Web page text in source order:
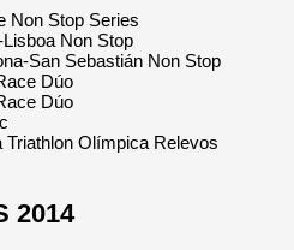
Non Stop Series
Non Stop
San Sebastián Non Stop
Dúo
Dúo
Triathlon Olímpica Relevos
2014